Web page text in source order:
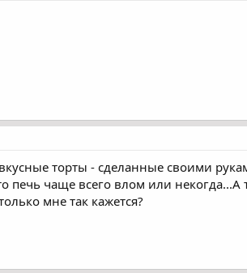
торты - сделанные своими
печь чаще всего влом или
мне так кажется?